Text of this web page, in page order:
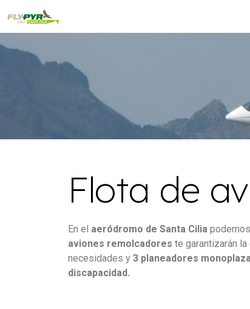
Flota de
En el aeródromo de Santa Cilia
aviones remolcadores te garantizarán
necesidades y 3 planeadores
discapacidad.